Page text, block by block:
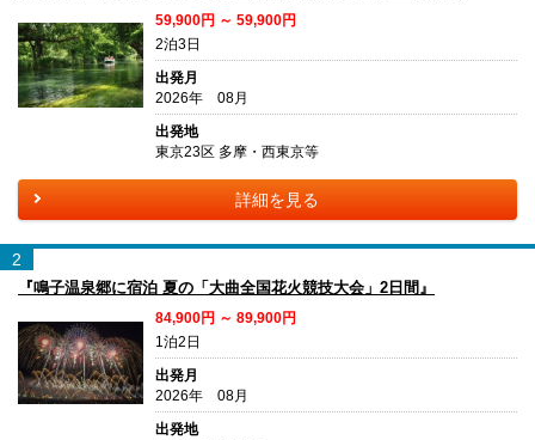
59,900円 ～ 59,900円
2泊3日
出発月
2026年 08月
出発地
東京23区 多摩・西東京等
詳細を見る
2
『鳴子温泉郷に宿泊 夏の「大曲全国花火競技大会」2日間』
84,900円 ～ 89,900円
1泊2日
出発月
2026年 08月
出発地